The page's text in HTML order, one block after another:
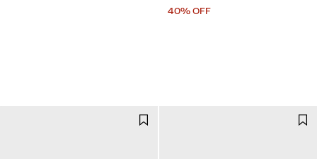
40% OFF